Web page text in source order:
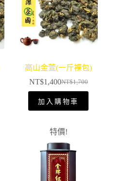
高山金萱(一斤裸包)
NT$1,700
NT$1,400
加入購物車
特價!